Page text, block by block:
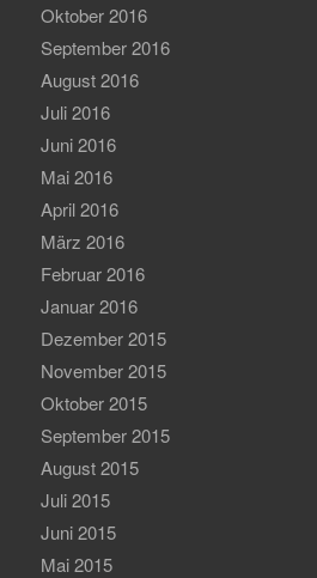
Oktober 2016
September 2016
August 2016
Juli 2016
Juni 2016
Mai 2016
April 2016
März 2016
Februar 2016
Januar 2016
Dezember 2015
November 2015
Oktober 2015
September 2015
August 2015
Juli 2015
Juni 2015
Mai 2015